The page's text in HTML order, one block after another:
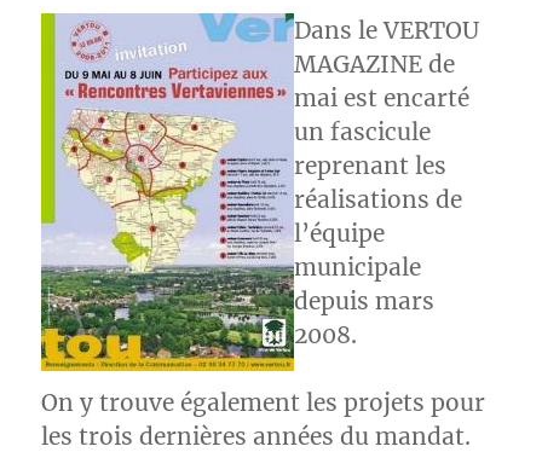
Dans le VERTOU
MAGAZINE de
mai est encarté
un fascicule
reprenant les
réalisations de
l’équipe
municipale
depuis mars
2008.
On y trouve également les projets pour
les trois dernières années du mandat.